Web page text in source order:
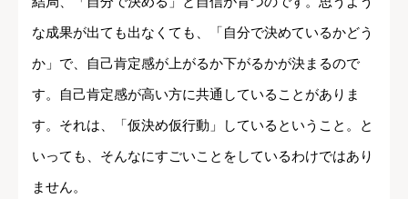
な成果が出ても出なくても、「自分で決めているかどう
か」で、自己肯定感が上がるか下がるかが決まるので
す。自己肯定感が高い方に共通していることがありま
す。それは、「仮決め仮行動」しているということ。と
いっても、そんなにすごいことをしているわけではあり
ません。